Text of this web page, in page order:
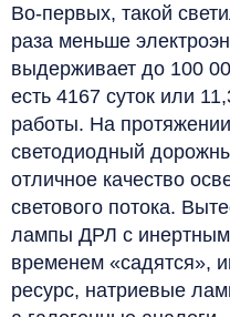
Во-первых, такой
раза меньше
выдерживает до 100
есть 4167 суток или
работы. На
светодиодный
отличное качество
светового потока.
лампы ДРЛ с инертным
временем «садятся»,
ресурс, натриевые